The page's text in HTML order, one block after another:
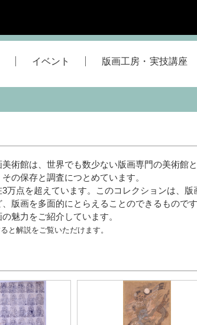
イベント 版画工房・実技講座
術館は、世界でも数少ない版画専門の美術館
の保存と調査につとめています。
万点を超えています。このコレクションは、
版画を多面的にとらえることのできるもので
魅力をご紹介しています。
と解説をご覧いただけます。